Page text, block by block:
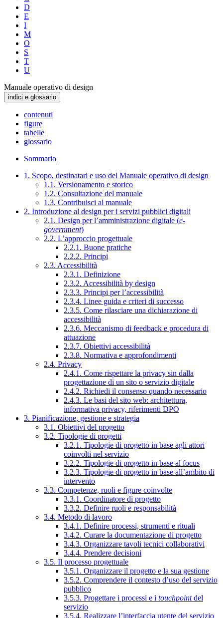
D
E
I
M
O
S
T
U
Manuale operativo di design
indici e glossario
contenuti
figure
tabelle
glossario
Sommario
1. Scopo, destinatari e uso del Manuale operativo di design
1.1. Versionamento e storico
1.2. Consultazione del manuale
1.3. Contribuisci al manuale
2. Introduzione al design per i servizi pubblici digitali
2.1. Design per l’amministrazione digitale (e-
government)
2.2. L’approccio progettuale
2.2.1. Buone pratiche
2.2.2. Principi
2.3. Accessibilità
2.3.1. Definizione
2.3.2. Accessibilità by design
2.3.3. Principi per l’accessibilità
2.3.4. Linee guida e criteri di successo
2.3.5. Come rilasciare una dichiarazione di
accessibilità
2.3.6. Meccanismo di feedback e procedura di
attuazione
2.3.7. Obiettivi accessibilità
2.3.8. Normativa e approfondimenti
2.4. Privacy
2.4.1. Come rispettare la privacy sin dalla
progettazione di un sito o servizio digitale
2.4.2. Richiedi il consenso quando necessario
2.4.3. Le basi del sito web: architettura,
informativa privacy, riferimenti DPO
3. Pianificazione, gestione e strategia
3.1. Obiettivi del progetto
3.2. Tipologie di progetti
3.2.1. Tipologie di progetto in base agli attori
coinvolti nel servizio
3.2.2. Tipologie di progetto in base al focus
3.2.3. Tipologie di progetto in base all’ambito di
intervento
3.3. Competenze, ruoli e figure coinvolte
3.3.1. Coordinatore di progetto
3.3.2. Definire ruoli e responsabilità
3.4. Metodo di lavoro
3.4.1. Definire processi, strumenti e rituali
3.4.2. Curare la documentazione di progetto
3.4.3. Organizzare tavoli tecnici collaborativi
3.4.4. Prendere decisioni
3.5. Il processo progettuale
3.5.1. Organizzare il progetto e la sua gestione
3.5.2. Comprendere il contesto d’uso del servizio
pubblico
3.5.3. Progettare i processi e i touchpointdel
servizio
3.5.4. Realizzare l’interfaccia utente del servizio